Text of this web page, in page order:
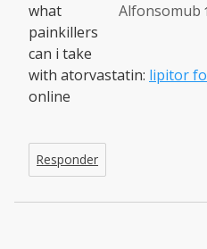
Alfonsomub
what
painkillers
can i take
with atorvastatin: lipitor
online
Responder